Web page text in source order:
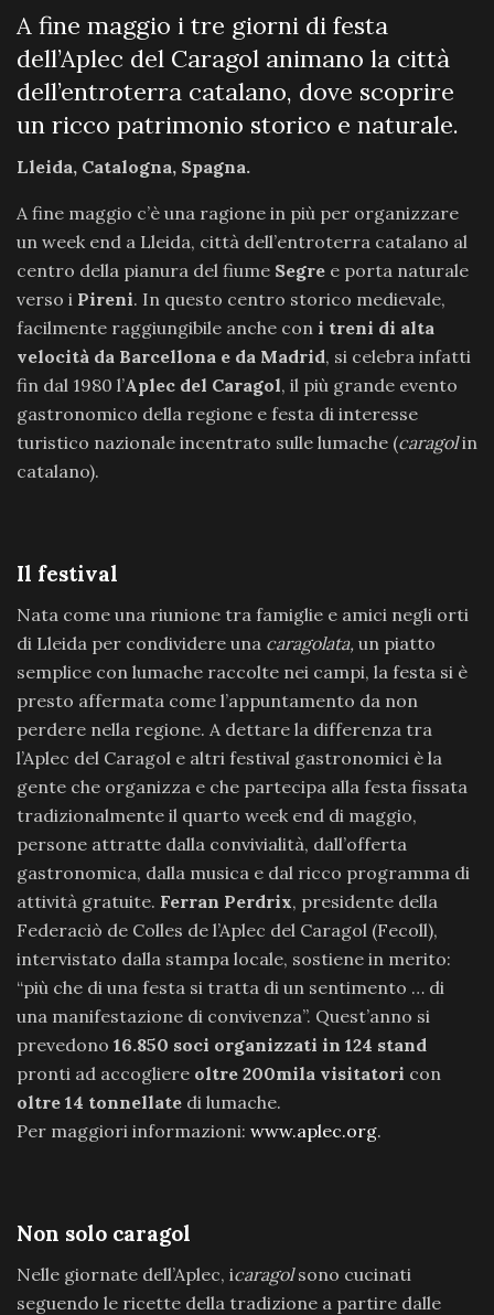
A fine maggio i tre giorni di festa
dell’Aplec del Caragol animano la città
dell’entroterra catalano, dove scoprire
un ricco patrimonio storico e naturale.
Lleida, Catalogna, Spagna.
A fine maggio c’è una ragione in più per organizzare
un week end a Lleida, città dell’entroterra catalano al
centro della pianura del fiume Segre e porta naturale
verso i Pireni. In questo centro storico medievale,
facilmente raggiungibile anche con i treni di alta
velocità da Barcellona e da Madrid, si celebra infatti
fin dal 1980 l’Aplec del Caragol, il più grande evento
gastronomico della regione e festa di interesse
turistico nazionale incentrato sulle lumache (caragolin
catalano).
Il festival
Nata come una riunione tra famiglie e amici negli orti
di Lleida per condividere una caragolata, un piatto
semplice con lumache raccolte nei campi, la festa si è
presto affermata come l’appuntamento da non
perdere nella regione. A dettare la differenza tra
l’Aplec del Caragol e altri festival gastronomici è la
gente che organizza e che partecipa alla festa fissata
tradizionalmente il quarto week end di maggio,
persone attratte dalla convivialità, dall’offerta
gastronomica, dalla musica e dal ricco programma di
attività gratuite. Ferran Perdrix, presidente della
Federaciò de Colles de l’Aplec del Caragol (Fecoll),
intervistato dalla stampa locale, sostiene in merito:
“più che di una festa si tratta di un sentimento … di
una manifestazione di convivenza”. Quest’anno si
prevedono 16.850 soci organizzati in 124 stand
pronti ad accogliere oltre 200mila visitatori con
oltre 14 tonnellate di lumache.
Per maggiori informazioni: www.aplec.org.
Non solo caragol
Nelle giornate dell’Aplec, icaragolsono cucinati
seguendo le ricette della tradizione a partire dalle